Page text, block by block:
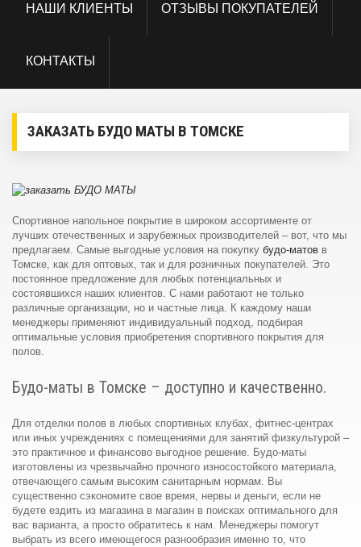
НАШИ КЛИЕНТЫ ОТЗЫВЫ ПОКУПАТЕЛЕЙ
КОНТАКТЫ
ЗАКАЗАТЬ БУДО МАТЫ В ТОМСКЕ
Спортивное напольное покрытие в широком ассортименте от
лучших отечественных и зарубежных производителей – вот, что мы
предлагаем. Самые выгодные условия на покупку будо-матов в
Томске, как для оптовых, так и для розничных покупателей. Это
постоянное предложение для любых потенциальных и
состоявшихся наших клиентов. С нами работают не только
различные организации, но и частные лица. К каждому наши
менеджеры применяют индивидуальный подход, подбирая
оптимальные условия приобретения спортивного покрытия для
полов.
Будо-маты в Томске – доступно и качественно.
Для отделки полов в любых спортивных клубах, фитнес-центрах
или иных учреждениях с помещениями для занятий физкультурой –
это практичное и финансово выгодное решение. Будо-маты
изготовлены из чрезвычайно прочного износостойкого материала,
отвечающего самым высоким санитарным нормам. Вы
существенно сэкономите свое время, нервы и деньги, если не
будете ездить из магазина в магазин в поисках оптимального для
вас варианта, а просто обратитесь к нам. Менеджеры помогут
выбрать из всего имеющегося разнообразия именно то, что